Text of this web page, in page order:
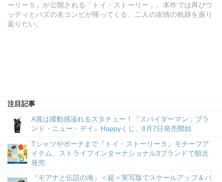
ーリー５』が公開される「トイ・ストーリー」。本作では再びウ
ッディとバズの名コンビが帰ってくる。二人の友情の軌跡を振り
返りたい。
注目記事
A賞は躍動感溢れるスタチュー！『スパイダーマン：ブラ
ンド・ニュー・デイ』Happyくじ、8月7日発売開始
Tシャツやポーチまで『トイ・ストーリー５』モチーフア
イテム、ストライプインターナショナル3ブランドで順次
発売
『モアナと伝説の海』＜超＞実写版でスケールアップ＆パ